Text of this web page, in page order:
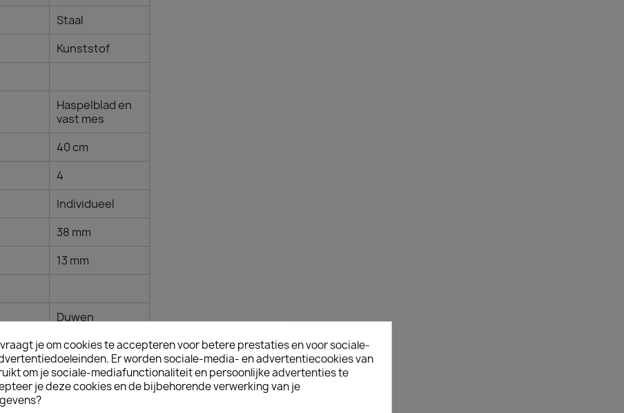
Staal
Kunststof
Haspelblad en
vast mes
40 cm
4
Individueel
38 mm
13 mm
Duwen
Zachte zak
je om cookies te accepteren voor betere prestaties en voor sociale-
Er worden sociale-media- en advertentiecookies van
om je sociale-mediafunctionaliteit en persoonlijke advertenties te
je deze cookies en de bijbehorende verwerking van je